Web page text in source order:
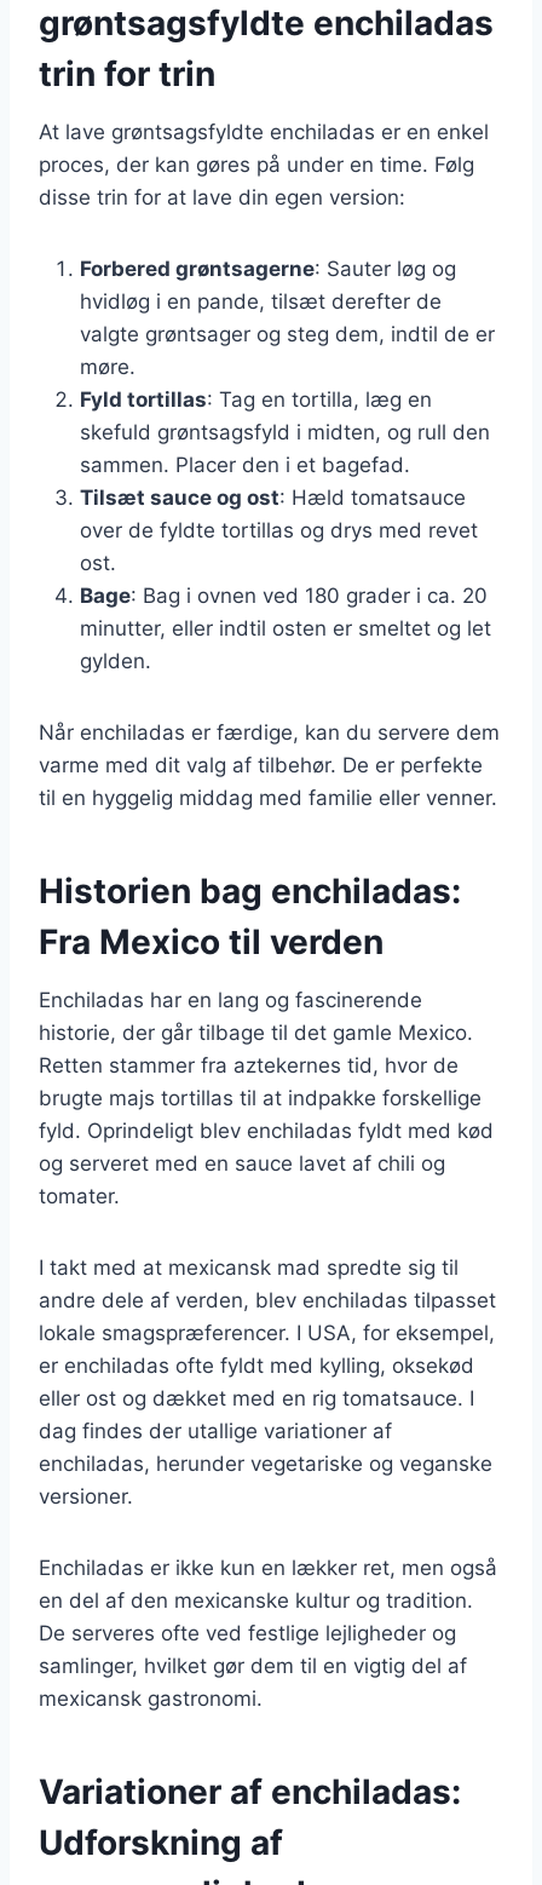
grøntsagsfyldte enchiladas
trin for trin
At lave grøntsagsfyldte enchiladas er en enkel
proces, der kan gøres på under en time. Følg
disse trin for at lave din egen version:
Forbered grøntsagerne: Sauter løg og
hvidløg i en pande, tilsæt derefter de
valgte grøntsager og steg dem, indtil de er
møre.
Fyld tortillas: Tag en tortilla, læg en
skefuld grøntsagsfyld i midten, og rull den
sammen. Placer den i et bagefad.
Tilsæt sauce og ost: Hæld tomatsauce
over de fyldte tortillas og drys med revet
ost.
Bage: Bag i ovnen ved 180 grader i ca. 20
minutter, eller indtil osten er smeltet og let
gylden.
Når enchiladas er færdige, kan du servere dem
varme med dit valg af tilbehør. De er perfekte
til en hyggelig middag med familie eller venner.
Historien bag enchiladas:
Fra Mexico til verden
Enchiladas har en lang og fascinerende
historie, der går tilbage til det gamle Mexico.
Retten stammer fra aztekernes tid, hvor de
brugte majs tortillas til at indpakke forskellige
fyld. Oprindeligt blev enchiladas fyldt med kød
og serveret med en sauce lavet af chili og
tomater.
I takt med at mexicansk mad spredte sig til
andre dele af verden, blev enchiladas tilpasset
lokale smagspræferencer. I USA, for eksempel,
er enchiladas ofte fyldt med kylling, oksekød
eller ost og dækket med en rig tomatsauce. I
dag findes der utallige variationer af
enchiladas, herunder vegetariske og veganske
versioner.
Enchiladas er ikke kun en lækker ret, men også
en del af den mexicanske kultur og tradition.
De serveres ofte ved festlige lejligheder og
samlinger, hvilket gør dem til en vigtig del af
mexicansk gastronomi.
Variationer af enchiladas:
Udforskning af